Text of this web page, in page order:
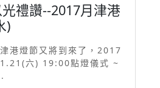
禮讚--2017月津港
)
港燈節又將到來了，2017
1.21(六) 19:00點燈儀式 ~